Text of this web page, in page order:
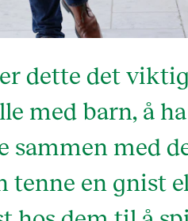
dette det
med barn, å
sammen med
tenne en gnist